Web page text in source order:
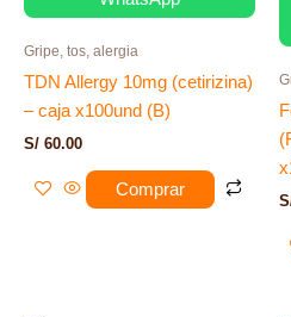
Gripe, tos, alergia
TDN Allergy 10mg (cetirizina)
– caja x100und (B)
S/ 60.00
Comprar